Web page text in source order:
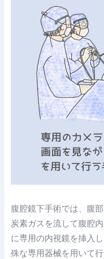
腹腔鏡下手術では、腹
炭素ガスを流して腹腔
に専用の内視鏡を挿入
殊な専用器械を用いて行